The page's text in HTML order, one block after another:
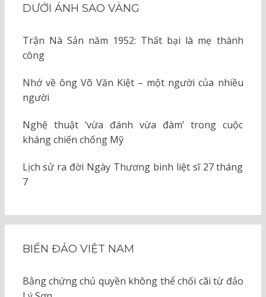
DƯỚI ÁNH SAO VÀNG
Trận Nà Sản năm 1952: Thất bại là mẹ thành
công
Nhớ về ông Võ Văn Kiệt – một người của nhiều
người
Nghệ thuật ‘vừa đánh vừa đàm’ trong cuộc
kháng chiến chống Mỹ
Lịch sử ra đời Ngày Thương binh liệt sĩ 27 tháng
7
BIỂN ĐẢO VIỆT NAM
Bằng chứng chủ quyền không thể chối cãi từ đảo